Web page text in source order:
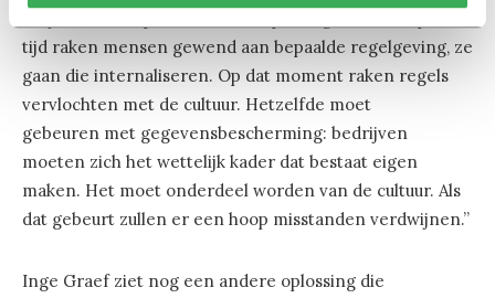
tijd raken mensen gewend aan bepaalde regelgeving, ze
gaan die internaliseren. Op dat moment raken regels
vervlochten met de cultuur. Hetzelfde moet
gebeuren met gegevensbescherming: bedrijven
moeten zich het wettelijk kader dat bestaat eigen
maken. Het moet onderdeel worden van de cultuur. Als
dat gebeurt zullen er een hoop misstanden verdwijnen.”
Inge Graef ziet nog een andere oplossing die